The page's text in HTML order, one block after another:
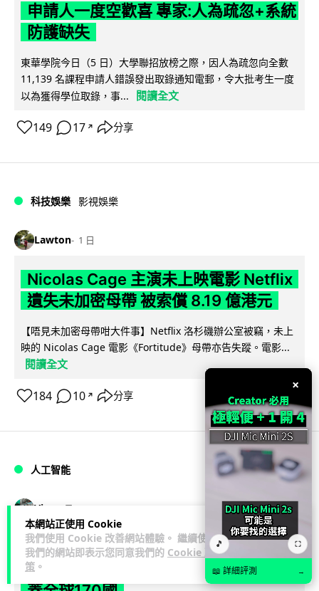
本網站正使用 Cookie
我們使用 Cookie 改善網站體驗。 繼續使用
我們的網站即表示您同意我們的 Cookie 政
策 。
申請人一度空歡喜 專家:人為疏忽+系統
防護缺失
東華學院今日（5 日）大學聯招放榜之際，因人為疏忽向全數
11,139 名課程申請人錯誤發出取錄通知電郵，令大批考生一度
以為獲得學位取錄，事...
閱讀全文
149 17 ↗ 分享
科技娛樂 影視娛樂
Lawton 1 日
Nicolas Cage 主演未上映電影 Netflix
遺失未加密母帶 被索償 8.19 億港元
【唔見未加密母帶咁大件事】Netflix 洛杉磯辦公室被竊，未上
映的 Nicolas Cage 電影《Fortitude》母帶亦告失蹤。電影...
閱讀全文
184 10 ↗ 分享
人工智能
Vin 1 日
Elon Musk: SpaceX 將挑戰萬億年收
入 目標明年數據中心上太空 Starlink 覆
×
🎵 ⛶
📖 詳細評測 →